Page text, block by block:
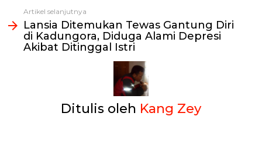
Artikel selanjutnya
Lansia Ditemukan Tewas Gantung Diri
di Kadungora, Diduga Alami Depresi
Akibat Ditinggal Istri
Ditulis oleh Kang Zey